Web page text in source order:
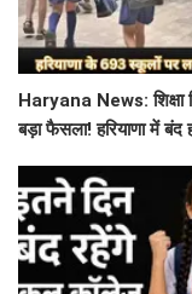
Haryana News: शिक्षा
बड़ा फैसला! हरियाणा में बंद